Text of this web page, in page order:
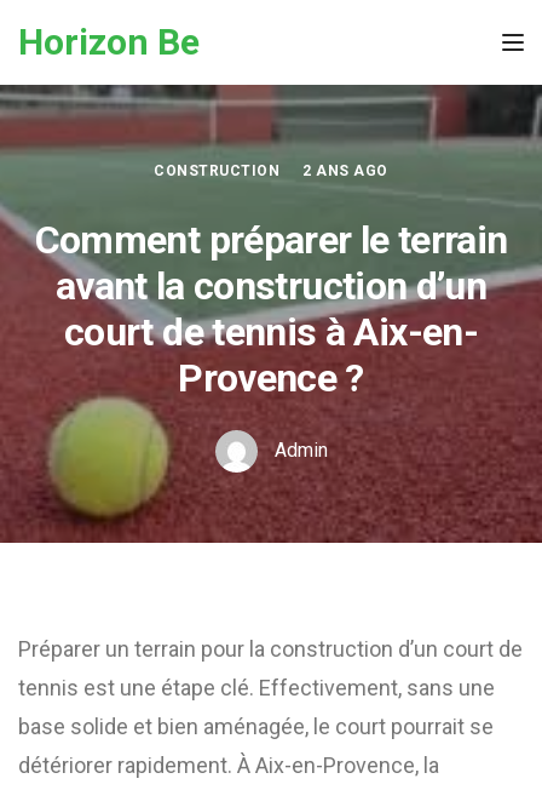
Horizon Be
CONSTRUCTION 2 ANS AGO
Comment préparer le terrain
avant la construction d’un
court de tennis à Aix-en-
Provence ?
Admin
Préparer un terrain pour la construction d’un court de
tennis est une étape clé. Effectivement, sans une
base solide et bien aménagée, le court pourrait se
détériorer rapidement. À Aix-en-Provence, la